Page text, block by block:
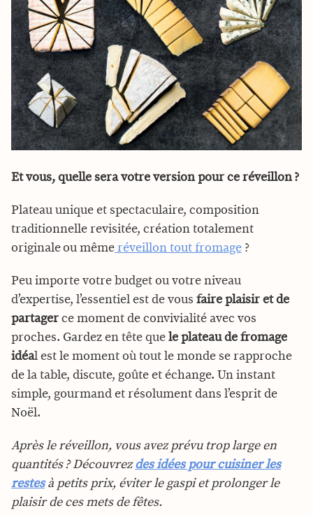
Et vous, quelle sera votre version pour ce réveillon ?
Plateau unique et spectaculaire, composition
traditionnelle revisitée, création totalement
originale ou même réveillon tout fromage ?
Peu importe votre budget ou votre niveau
d’expertise, l’essentiel est de vous faire plaisir et de
partager ce moment de convivialité avec vos
proches. Gardez en tête que le plateau de fromage
idéal est le moment où tout le monde se rapproche
de la table, discute, goûte et échange. Un instant
simple, gourmand et résolument dans l’esprit de
Noël.
Après le réveillon, vous avez prévu trop large en
quantités ? Découvrezdes idées pour cuisiner les
restesà petits prix, éviter le gaspi et prolonger le
plaisir de ces mets de fêtes.